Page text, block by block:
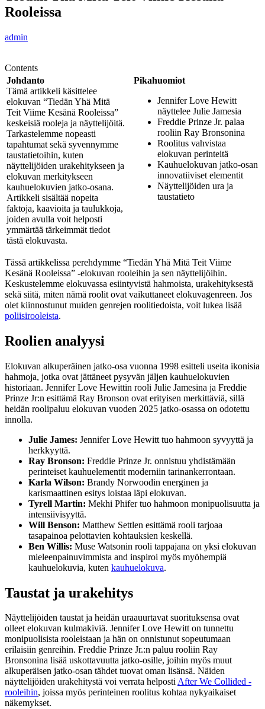
Rooleissa
admin
Contents
Johdanto
Tämä artikkeli käsittelee
elokuvan “Tiedän Yhä Mitä
Teit Viime Kesänä Rooleissa”
keskeisiä rooleja ja näyttelijöitä.
Tarkastelemme nopeasti
tapahtumat sekä syvennymme
taustatietoihin, kuten
näyttelijöiden urakehitykseen ja
elokuvan merkitykseen
kauhuelokuvien jatko-osana.
Artikkeli sisältää nopeita
faktoja, kaavioita ja taulukkoja,
joiden avulla voit helposti
ymmärtää tärkeimmät tiedot
tästä elokuvasta.
Pikahuomiot
Jennifer Love Hewitt
näyttelee Julie Jamesia
Freddie Prinze Jr. palaa
rooliin Ray Bronsonina
Roolitus vahvistaa
elokuvan perinteitä
Kauhuelokuvan jatko-osan
innovatiiviset elementit
Näyttelijöiden ura ja
taustatieto
Tässä artikkelissa perehdymme “Tiedän Yhä Mitä Teit Viime
Kesänä Rooleissa” -elokuvan rooleihin ja sen näyttelijöihin.
Keskustelemme elokuvassa esiintyvistä hahmoista, urakehityksestä
sekä siitä, miten nämä roolit ovat vaikuttaneet elokuvagenreen. Jos
olet kiinnostunut muiden genrejen roolitiedoista, voit lukea lisää
poliisirooleista.
Roolien analyysi
Elokuvan alkuperäinen jatko-osa vuonna 1998 esitteli useita ikonisia
hahmoja, jotka ovat jättäneet pysyvän jäljen kauhuelokuvien
historiaan. Jennifer Love Hewittin rooli Julie Jamesina ja Freddie
Prinze Jr:n esittämä Ray Bronson ovat erityisen merkittäviä, sillä
heidän roolipaluu elokuvan vuoden 2025 jatko-osassa on odotettu
innolla.
Julie James: Jennifer Love Hewitt tuo hahmoon syvyyttä ja
herkkyyttä.
Ray Bronson: Freddie Prinze Jr. onnistuu yhdistämään
perinteiset kauhuelementit moderniin tarinankerrontaan.
Karla Wilson: Brandy Norwoodin energinen ja
karismaattinen esitys loistaa läpi elokuvan.
Tyrell Martin: Mekhi Phifer tuo hahmoon monipuolisuutta ja
intensiivisyyttä.
Will Benson: Matthew Settlen esittämä rooli tarjoaa
tasapainoa pelottavien kohtauksien keskellä.
Ben Willis: Muse Watsonin rooli tappajana on yksi elokuvan
mieleenpainuvimmista and inspiroi myös myöhempiä
kauhuelokuvia, kuten kauhuelokuva.
Taustat ja urakehitys
Näyttelijöiden taustat ja heidän uraauurtavat suorituksensa ovat
olleet elokuvan kulmakiviä. Jennifer Love Hewitt on tunnettu
monipuolisista rooleistaan ja hän on onnistunut sopeutumaan
erilaisiin genreihin. Freddie Prinze Jr.:n paluu rooliin Ray
Bronsonina lisää uskottavuutta jatko-osille, joihin myös muut
alkuperäisen jatko-osan tähdet tuovat oman lisänsä. Näiden
näyttelijöiden urakehitystä voi verrata helpostiAfter We Collided -
rooleihin, joissa myös perinteinen roolitus kohtaa nykyaikaiset
näkemykset.